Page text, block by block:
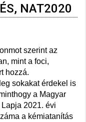
NAT2020
szerint az
mint a foci,
hozzá.
sokakat érdekel is
a Magyar
2021. évi
a kémiatanítás